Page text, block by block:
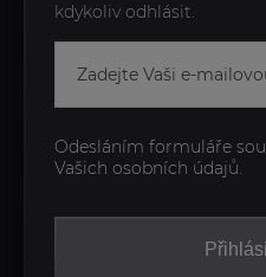
kdykoliv odhlásit.
Odesláním formuláře
Vašich osobních údajů.